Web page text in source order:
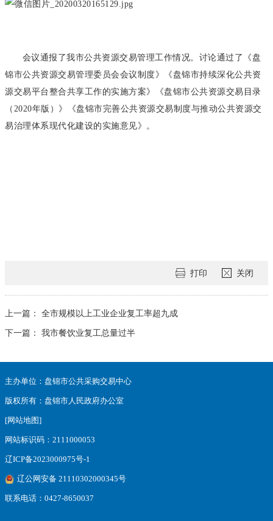
会议通报了我市公共资源交易管理工作情况。讨论通过了《盘
锦市公共资源交易管理委员会会议制度》《盘锦市持续深化公共资
源交易平台整合共享工作的实施方案》《盘锦市公共资源交易目录
（2020年版）》《盘锦市完善公共资源交易制度与推动公共资源交
易治理体系现代化建设的实施意见》。
打印 关闭
上一篇：
全市规模以上工业企业复工率超九成
下一篇：
我市餐饮业复工总量过半
主办单位：盘锦市公共采购交易中心
版权所有：盘锦市人民政府办公室
[网站地图]
网站标识码：2111000053
辽ICP备2023000975号-1
辽公网安备 21110302000345号
联系电话：0427-8650037